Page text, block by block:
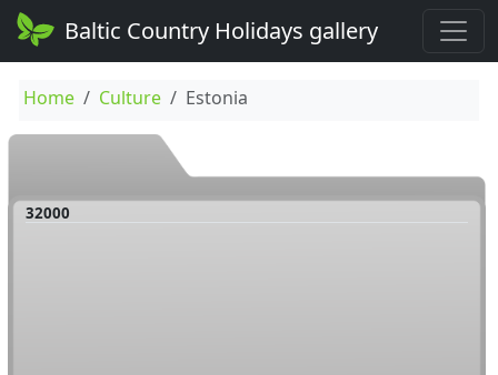
Baltic Country Holidays gallery
Home Culture Estonia
32000